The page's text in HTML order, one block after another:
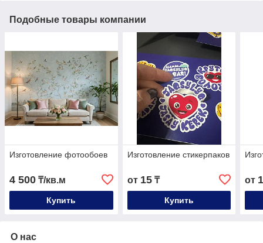
Подобные товары компании
Изготовление фотообоев
4 500 ₸/кв.м
Купить
Изготовление стикерпаков
от 15₸
Купить
от
О нас